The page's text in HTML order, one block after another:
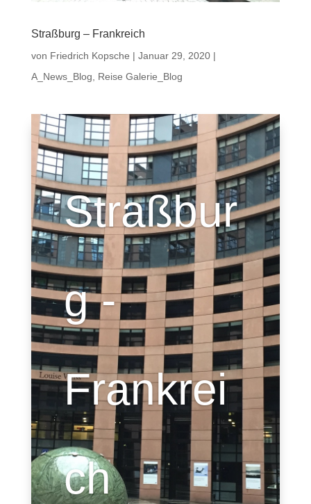
Straßburg – Frankreich
von Friedrich Kopsche | Januar 29, 2020|
A_News_Blog
Reise Galerie_Blog
Straßbur
g -
Frankrei
ch